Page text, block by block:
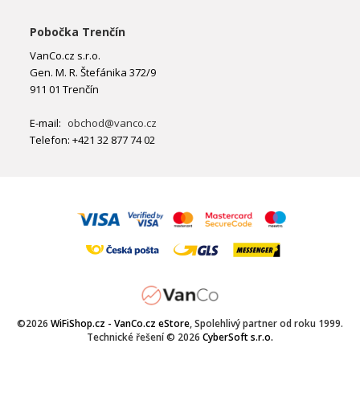
Pobočka Trenčín
VanCo.cz s.r.o.
Gen. M. R. Štefánika 372/9
911 01 Trenčín
E-mail: obchod@vanco.cz
Telefon: +421 32 877 74 02
©2026 WiFiShop.cz - VanCo.cz eStore, Spolehlivý partner od roku 1999.
Technické řešení © 2026 CyberSoft s.r.o.